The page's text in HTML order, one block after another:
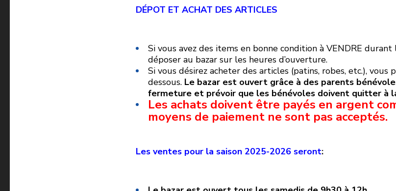
DÉPOT ET ACHAT DES ARTICLES
Si vous avez des items en bonne condition à VENDRE durant
déposer au bazar sur les heures d’ouverture.
Si vous désirez acheter des articles (patins, robes, etc.), vous
dessous. Le bazar est ouvert grâce à des parents
fermeture et prévoir que les bénévoles doivent quitter à
Les achats doivent être payés en argent
moyens de paiement ne sont pas acceptés.
Les ventes pour la saison 2025-2026 seront: